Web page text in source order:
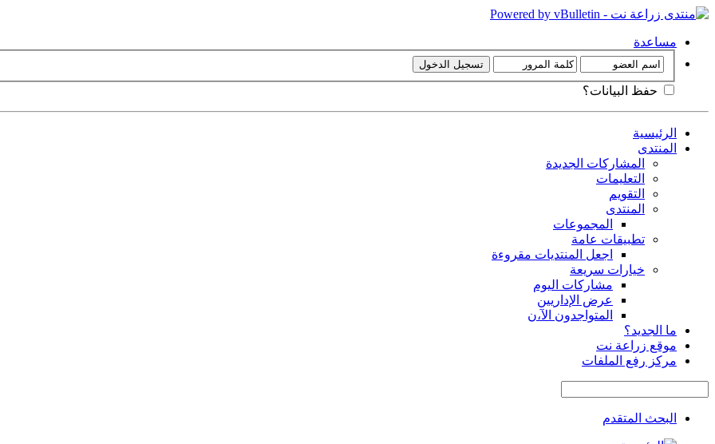
مساعدة
حفظ البيانات؟
الرئيسية
المنتدى
المشاركات الجديدة
التعليمات
التقويم
المنتدى
المجموعات
تطبيقات عامة
اجعل المنتديات مقروءة
خيارات سريعة
مشاركات اليوم
عرض الإداريين
المتواجدون الآ،ن
ما الجديد؟
موقع زراعة نت
مركز رفع الملفات
البحث المتقدم